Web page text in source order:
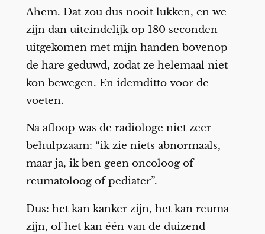
Ahem. Dat zou dus nooit lukken, en we
zijn dan uiteindelijk op 180 seconden
uitgekomen met mijn handen bovenop
de hare geduwd, zodat ze helemaal niet
kon bewegen. En idemditto voor de
voeten.
Na afloop was de radiologe niet zeer
behulpzaam: “ik zie niets abnormaals,
maar ja, ik ben geen oncoloog of
reumatoloog of pediater”.
Dus: het kan kanker zijn, het kan reuma
zijn, of het kan één van de duizend